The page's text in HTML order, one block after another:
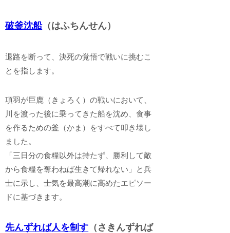
破釜沈船（はふちんせん）
退路を断って、決死の覚悟で戦いに挑むこ
とを指します。
項羽が巨鹿（きょろく）の戦いにおいて、
川を渡った後に乗ってきた船を沈め、食事
を作るための釜（かま）をすべて叩き壊し
ました。
「三日分の食糧以外は持たず、勝利して敵
から食糧を奪わねば生きて帰れない」と兵
士に示し、士気を最高潮に高めたエピソー
ドに基づきます。
先んずれば人を制す （さきんずれば